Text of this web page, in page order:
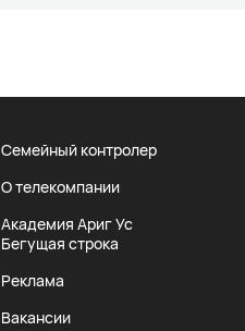
Семейный контролер
О телекомпании
Академия Ариг Ус
Бегущая строка
Реклама
Вакансии